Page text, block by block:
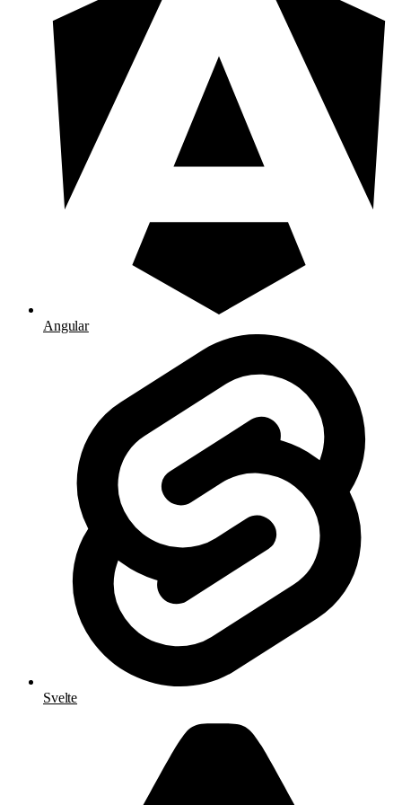
Angular
Svelte